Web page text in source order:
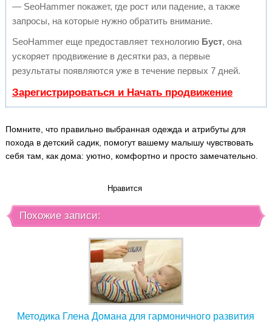
— SeoHammer покажет, где рост или падение, а также
запросы, на которые нужно обратить внимание.
SeoHammer еще предоставляет технологию Буст, она
ускоряет продвижение в десятки раз, а первые
результаты появляются уже в течение первых 7 дней.
Зарегистрироваться и Начать продвижение
Помните, что правильно выбранная одежда и атрибуты для
похода в детский садик, помогут вашему малышу чувствовать
себя там, как дома: уютно, комфортно и просто замечательно.
Нравится
Похожие записи:
Методика Глена Домана для гармоничного развития